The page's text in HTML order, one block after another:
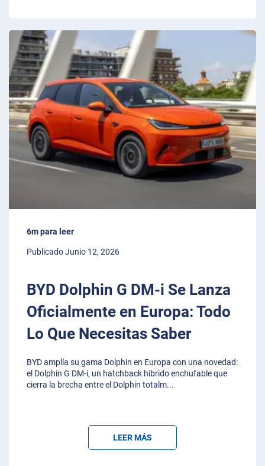
6m para leer
Publicado Junio 12, 2026
BYD Dolphin G DM-i Se Lanza
Oficialmente en Europa: Todo
Lo Que Necesitas Saber
BYD amplía su gama Dolphin en Europa con una novedad:
el Dolphin G DM-i, un hatchback híbrido enchufable que
cierra la brecha entre el Dolphin totalm...
LEER MÁS